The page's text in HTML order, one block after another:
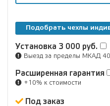
Подобрать чехлы
Установка 3 000 руб.
Выезд за пределы МКАД
Расширенная гарантия
+10% к стоимости
Под заказ